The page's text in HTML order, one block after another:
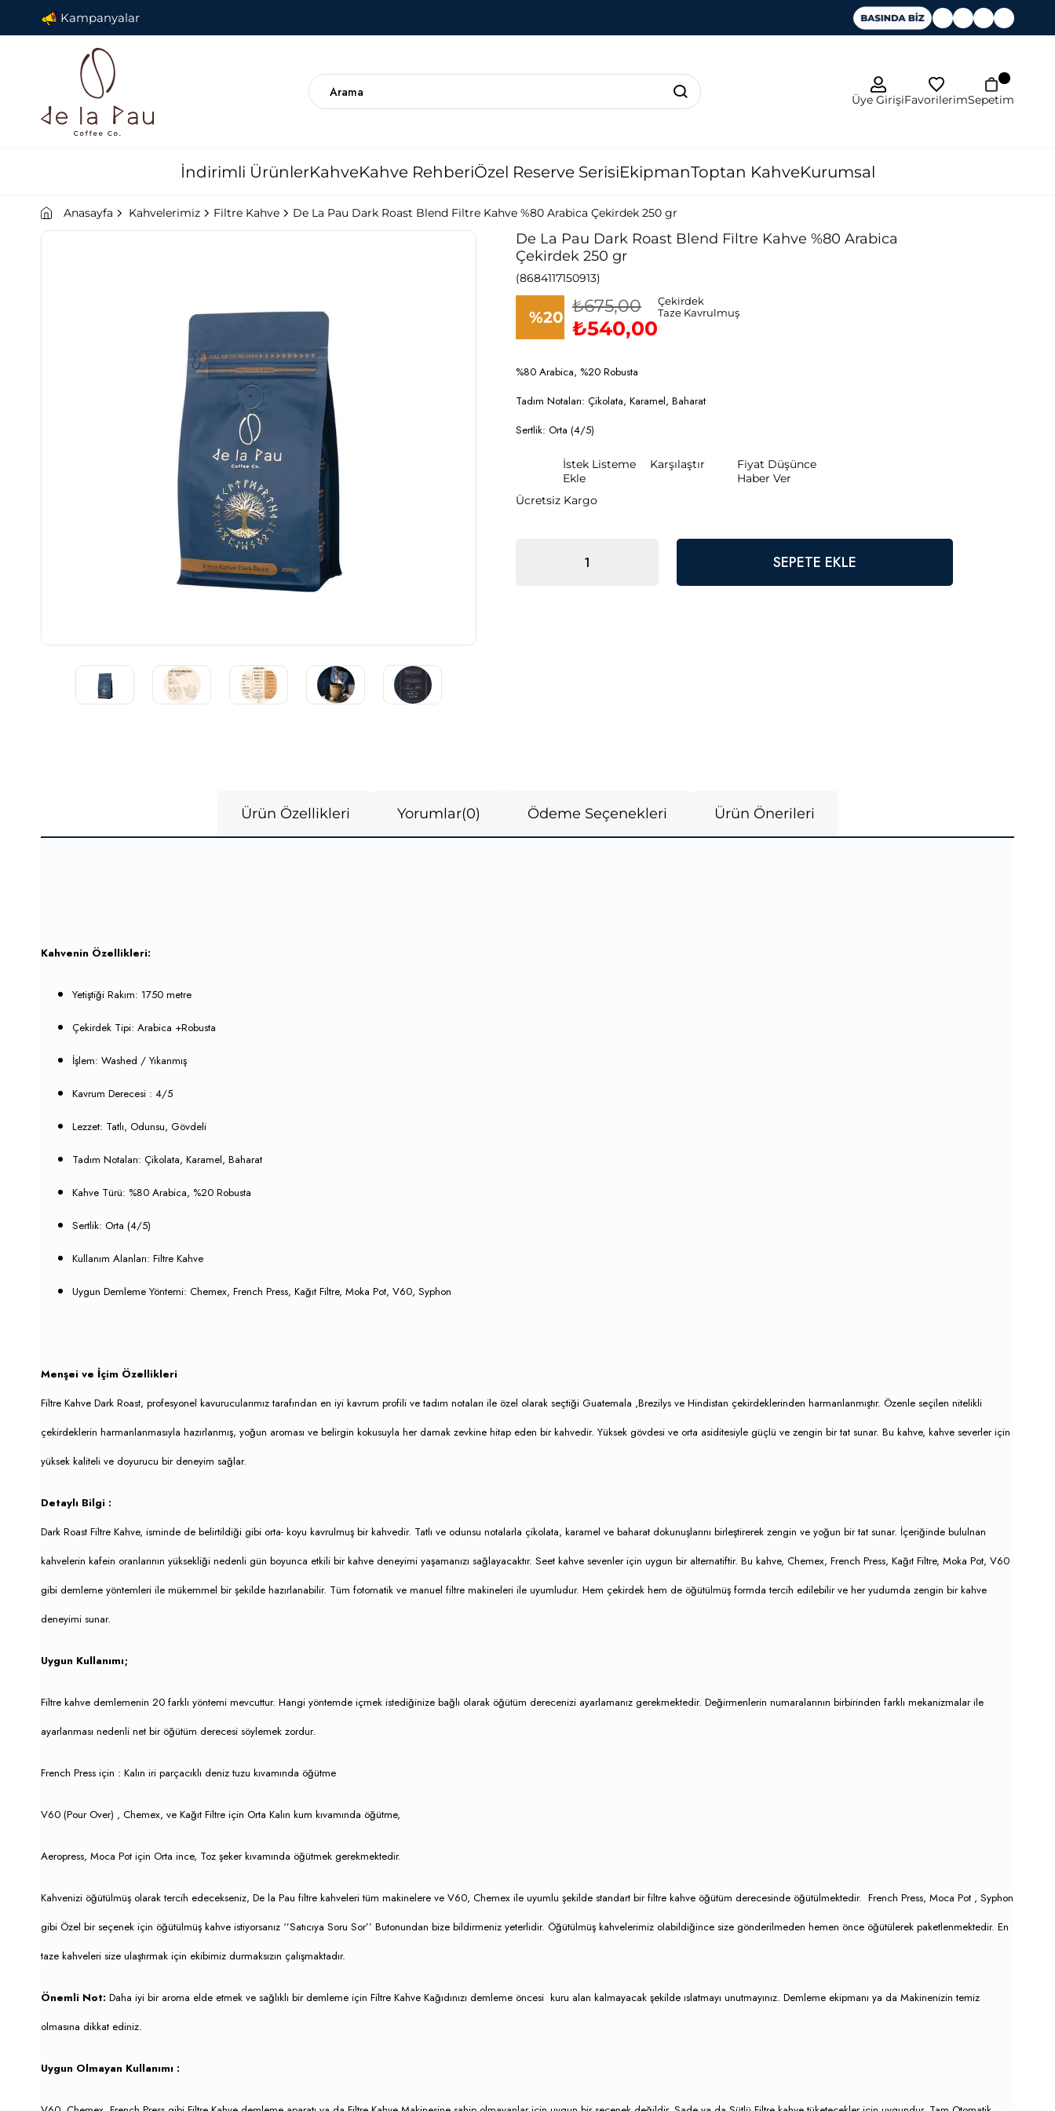
Kampanyalar
Üye GirişiFavorilerimSepetim
İndirimli ÜrünlerKahveKahve RehberiÖzel Reserve SerisiEkipmanToptan KahveKurumsal
Anasayfa Kahvelerimiz Filtre Kahve De La Pau Dark Roast Blend Filtre Kahve %80 Arabica Çekirdek 250 gr
De La Pau Dark Roast Blend Filtre Kahve %80 Arabica
Çekirdek 250 gr
(8684117150913)
%20
₺675,00
₺540,00
%80 Arabica, %20 Robusta
Tadım Notaları: Çikolata, Karamel, Baharat
Sertlik: Orta (4/5)
Çekirdek
Taze Kavrulmuş
İstek Listeme
Ekle
Karşılaştır
Fiyat Düşünce
Haber Ver
Ücretsiz Kargo
Ürün Özellikleri Yorumlar(0) Ödeme Seçenekleri Ürün Önerileri
Kahvenin Özellikleri:
Yetiştiği Rakım: 1750 metre
Çekirdek Tipi: Arabica +Robusta
İşlem: Washed / Yıkanmış
Kavrum Derecesi : 4/5
Lezzet: Tatlı, Odunsu, Gövdeli
Tadım Notaları: Çikolata, Karamel, Baharat
Kahve Türü: %80 Arabica, %20 Robusta
Sertlik: Orta (4/5)
Kullanım Alanları: Filtre Kahve
Uygun Demleme Yöntemi: Chemex, French Press, Kağıt Filtre, Moka Pot, V60, Syphon
Menşei ve İçim Özellikleri
Filtre Kahve Dark Roast, profesyonel kavurucularımız tarafından en iyi kavrum profili ve tadım notaları ile özel olarak seçtiği Guatemala ,Brezilys ve Hindistan çekirdeklerinden harmanlanmıştır. Özenle seçilen nitelikli
çekirdeklerin harmanlanmasıyla hazırlanmış, yoğun aroması ve belirgin kokusuyla her damak zevkine hitap eden bir kahvedir. Yüksek gövdesi ve orta asiditesiyle güçlü ve zengin bir tat sunar. Bu kahve, kahve severler için
yüksek kaliteli ve doyurucu bir deneyim sağlar.
Detaylı Bilgi :
Dark Roast Filtre Kahve, isminde de belirtildiği gibi orta- koyu kavrulmuş bir kahvedir. Tatlı ve odunsu notalarla çikolata, karamel ve baharat dokunuşlarını birleştirerek zengin ve yoğun bir tat sunar. İçeriğinde bululnan
kahvelerin kafein oranlarının yüksekliği nedenli gün boyunca etkili bir kahve deneyimi yaşamanızı sağlayacaktır. Seet kahve sevenler için uygun bir alternatiftir. Bu kahve, Chemex, French Press, Kağıt Filtre, Moka Pot, V60
gibi demleme yöntemleri ile mükemmel bir şekilde hazırlanabilir. Tüm fotomatik ve manuel filtre makineleri ile uyumludur. Hem çekirdek hem de öğütülmüş formda tercih edilebilir ve her yudumda zengin bir kahve
deneyimi sunar.
Uygun Kullanımı;
Filtre kahve demlemenin 20 farklı yöntemi mevcuttur. Hangi yöntemde içmek istediğinize bağlı olarak öğütüm derecenizi ayarlamanız gerekmektedir. Değirmenlerin numaralarının birbirinden farklı mekanizmalar ile
ayarlanması nedenli net bir öğütüm derecesi söylemek zordur.
French Press için : Kalın iri parçacıklı deniz tuzu kıvamında öğütme
V60 (Pour Over) , Chemex, ve Kağıt Filtre için Orta Kalın kum kıvamında öğütme,
Aeropress, Moca Pot için Orta ince, Toz şeker kıvamında öğütmek gerekmektedir.
Kahvenizi öğütülmüş olarak tercih edecekseniz, De la Pau filtre kahveleri tüm makinelere ve V60, Chemex ile uyumlu şekilde standart bir filtre kahve öğütüm derecesinde öğütülmektedir. French Press, Moca Pot , Syphon
gibi Özel bir seçenek için öğütülmüş kahve istiyorsanız ‘’Satıcıya Soru Sor’’ Butonundan bize bildirmeniz yeterlidir. Öğütülmüş kahvelerimiz olabildiğince size gönderilmeden hemen önce öğütülerek paketlenmektedir. En
taze kahveleri size ulaştırmak için ekibimiz durmaksızın çalışmaktadır.
Önemli Not: Daha iyi bir aroma elde etmek ve sağlıklı bir demleme için Filtre Kahve Kağıdınızı demleme öncesi kuru alan kalmayacak şekilde ıslatmayı unutmayınız. Demleme ekipmanı ya da Makinenizin temiz
olmasına dikkat ediniz.
Uygun Olmayan Kullanımı :